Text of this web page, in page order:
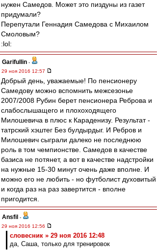
нужен Самедов. Может это пиздуны из газет
придумали?
Перепутали Геннадия Самедова с Михаилом
Смоловым?
:lol:
Garifullin -
29 ноя 2016 12:57
Добрый день, уважаемые! По пенсионеру
Самедову можно вспомнить межсезонье
2007/2008 Рубин берет пенсионера Реброва и
слабослышащего и плохоходящего
Милошевича в плюс к Караденизу. Результат -
татрский хэштег Без булдырдыг. И Ребров и
Милошевич сыграли далеко не последнюю
роль в том чемпионстве. Самедов в качестве
базиса не потянет, а вот в качестве надстройки
на нужные 15-30 минут очень даже вполне. И
можно его не любить - но футболист духовитый
и когда раз на раз завертится - вполне
пригодится.
Ansfil -
29 ноя 2016 12:56
словесник » 29 ноя 2016 12:48
да, Саша, только для тренировок